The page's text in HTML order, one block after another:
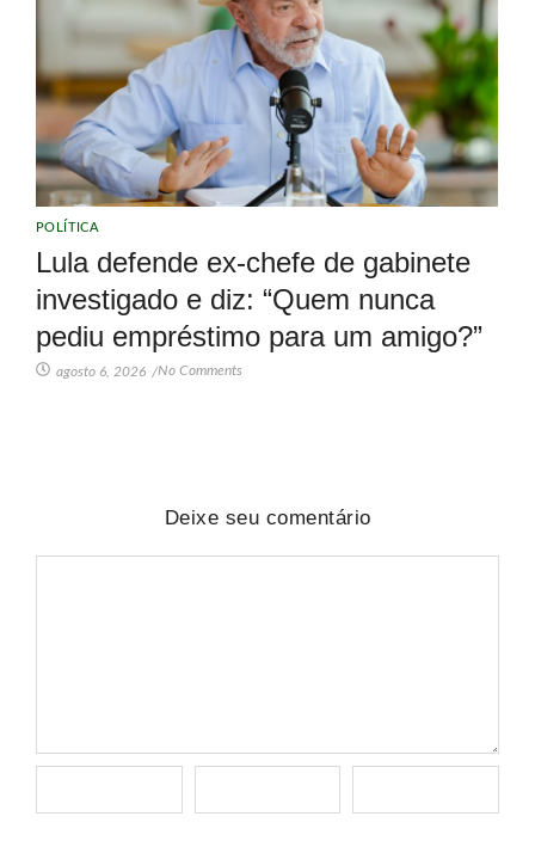
POLÍTICA
Lula defende ex-chefe de gabinete
investigado e diz: “Quem nunca
pediu empréstimo para um amigo?”
agosto 6, 2026 /No Comments
Deixe seu comentário